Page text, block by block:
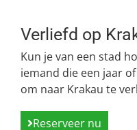
Verliefd op
Kun je van een stad
iemand die een jaar
om naar Krakau te
Reserveer nu